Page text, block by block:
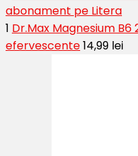
abonament pe Litera
1 Dr.Max Magnesium
efervescente14,99 lei